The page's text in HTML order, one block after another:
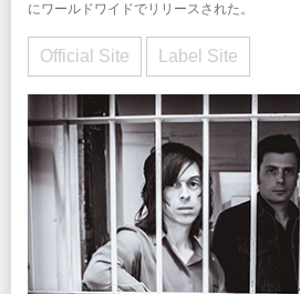
にワールドワイドでリリースされた。
Official Site Label Site